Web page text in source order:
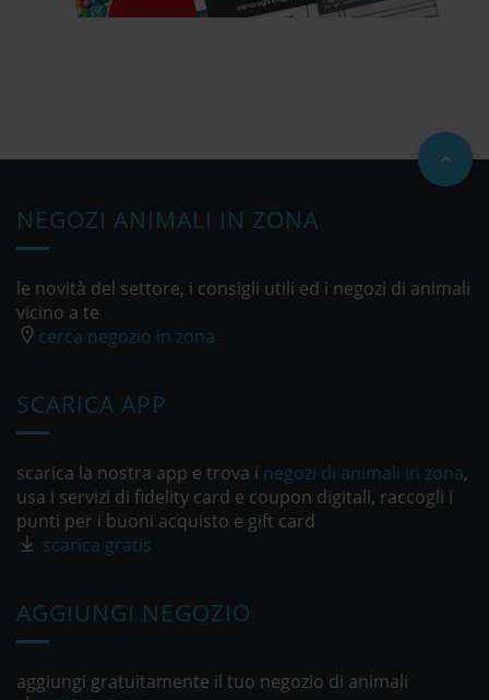
NEGOZI ANIMALI IN ZONA
le novità del settore, i consigli utili ed i negozi di animali
vicino a te
cerca negozio in zona
SCARICA APP
scarica la nostra app e trova i negozi di animali in zona,
usa i servizi di fidelity card e coupon digitali, raccogli i
punti per i buoni acquisto e gift card
scarica gratis
AGGIUNGI NEGOZIO
aggiungi gratuitamente il tuo negozio di animali